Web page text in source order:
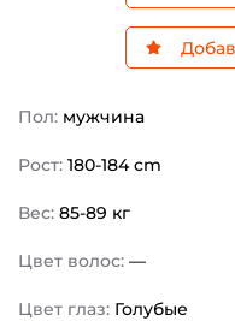
Пол: мужчина
Рост: 180-184 cm
Вес: 85-89 кг
Цвет волос: —
Цвет глаз: Голубые